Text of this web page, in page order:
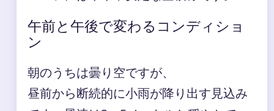
午前と午後で変わるコンディショ
ン
朝のうちは曇り空ですが、
昼前から断続的に小雨が降り出す見込み